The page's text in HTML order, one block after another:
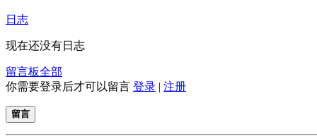
日志
现在还没有日志
留言板全部
你需要登录后才可以留言 登录 | 注册
留言